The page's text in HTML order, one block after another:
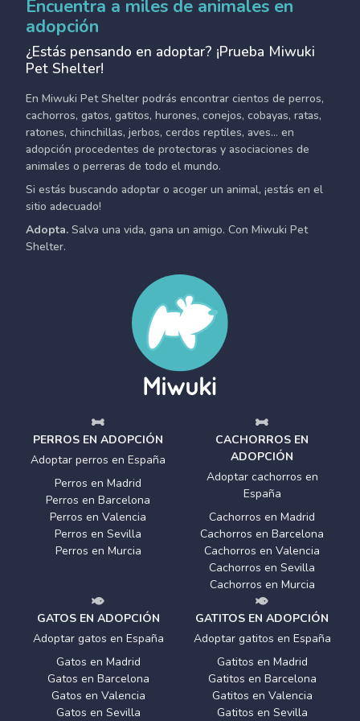
Encuentra a miles de animales en
adopción
¿Estás pensando en adoptar? ¡Prueba Miwuki
Pet Shelter!
En Miwuki Pet Shelter podrás encontrar cientos de perros,
cachorros, gatos, gatitos, hurones, conejos, cobayas, ratas,
ratones, chinchillas, jerbos, cerdos reptiles, aves... en
adopción procedentes de protectoras y asociaciones de
animales o perreras de todo el mundo.
Si estás buscando adoptar o acoger un animal, ¡estás en el
sitio adecuado!
Adopta. Salva una vida, gana un amigo. Con Miwuki Pet
Shelter.
PERROS EN ADOPCIÓN
Adoptar perros en España
Perros en Madrid
Perros en Barcelona
Perros en Valencia
Perros en Sevilla
Perros en Murcia
CACHORROS EN
ADOPCIÓN
Adoptar cachorros en
España
Cachorros en Madrid
Cachorros en Barcelona
Cachorros en Valencia
Cachorros en Sevilla
Cachorros en Murcia
GATOS EN ADOPCIÓN
Adoptar gatos en España
Gatos en Madrid
Gatos en Barcelona
Gatos en Valencia
Gatos en Sevilla
GATITOS EN ADOPCIÓN
Adoptar gatitos en España
Gatitos en Madrid
Gatitos en Barcelona
Gatitos en Valencia
Gatitos en Sevilla